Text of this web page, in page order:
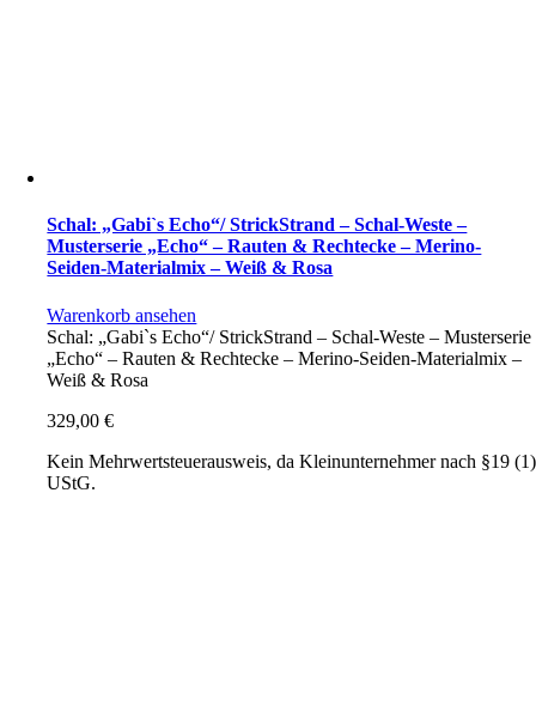
Schal: „Gabi`s Echo“/ StrickStrand – Schal-Weste –
Musterserie „Echo“ – Rauten & Rechtecke – Merino-
Seiden-Materialmix – Weiß & Rosa
Warenkorb ansehen
Schal: „Gabi`s Echo“/ StrickStrand – Schal-Weste – Musterserie
„Echo“ – Rauten & Rechtecke – Merino-Seiden-Materialmix –
Weiß & Rosa
329,00€
Kein Mehrwertsteuerausweis, da Kleinunternehmer nach §19 (1)
UStG.